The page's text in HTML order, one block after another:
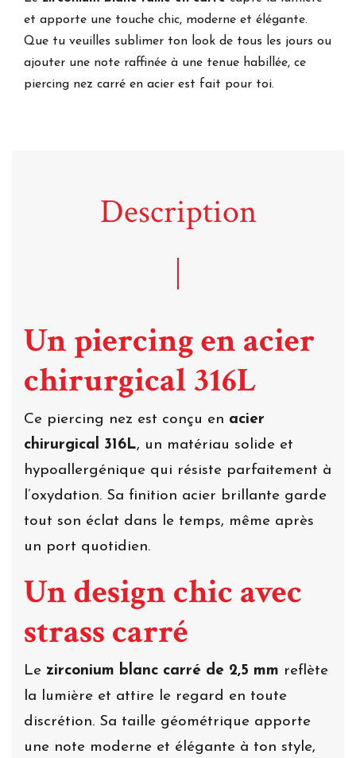
et apporte une touche chic, moderne et élégante.
Que tu veuilles sublimer ton look de tous les jours ou
ajouter une note raffinée à une tenue habillée, ce
piercing nez carré en acier est fait pour toi.
Description
Un piercing en acier
chirurgical 316L
Ce piercing nez est conçu en acier
chirurgical 316L, un matériau solide et
hypoallergénique qui résiste parfaitement à
l’oxydation. Sa finition acier brillante garde
tout son éclat dans le temps, même après
un port quotidien.
Un design chic avec
strass carré
Le zirconium blanc carré de 2,5 mm reflète
la lumière et attire le regard en toute
discrétion. Sa taille géométrique apporte
une note moderne et élégante à ton style,